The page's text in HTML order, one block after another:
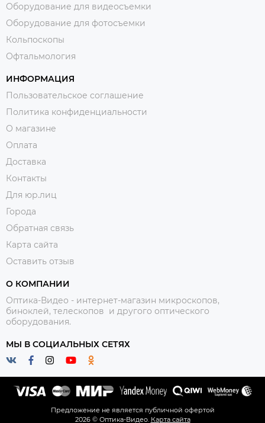
Оборудование для видеосъемки
Оборудование для фотосъемки
Кольпоскопы
Офтальмология
ИНФОРМАЦИЯ
Пользовательское соглашение
Политика конфиденциальности
О магазине
Оплата
Доставка
Контакты
Для юр.лиц
Города
Обратная связь
Карта сайта
Оставить отзыв
О КОМПАНИИ
Оптика-Видео - интернет-магазин микроскопов,
биноклей, телескопов и другого оптического
оборудования.
МЫ В СОЦИАЛЬНЫХ СЕТЯХ
Предложение не является публичной офертой
2026 © Оптика-Видео. Карта сайта